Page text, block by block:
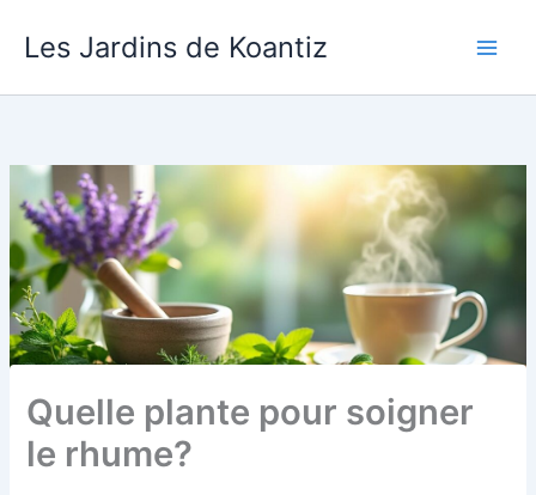
Les Jardins de Koantiz
Quelle plante pour soigner
le rhume?